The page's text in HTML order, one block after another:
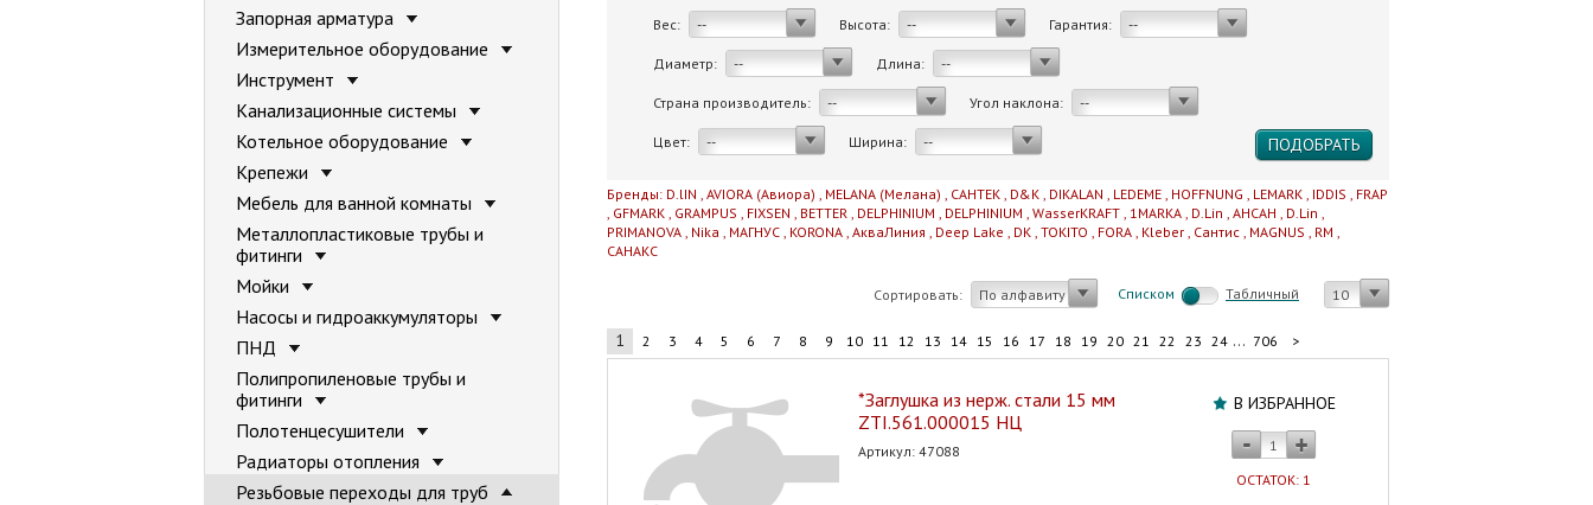
Вес: -- Высота: -- Гарантия: --
Диаметр: -- Длина: --
Страна производитель: -- Угол наклона: --
Цвет: -- Ширина: --
Бренды: D.lIN , AVIORA (Авиора) , MELANA (Мелана) , САНТЕК , D&K , DIKALAN , LEDEME , HOFFNUNG , LEMARK , IDDIS , FRAP
, GFMARK , GRAMPUS , FIXSEN , BETTER , DELPHINIUM , DELPHINIUM , WasserKRAFT , 1MARKA , D.Lin , AHCAH , D.Lin ,
PRIMANOVA , Nika , МАГНУС , KORONA , АкваЛиния , Deep Lake , DK , TOKITO , FORA , Kleber , Сантис , MAGNUS , RM ,
САНАКС
Сортировать: По алфавиту Cписком Табличный 10
1 2 3 4 5 6 7 8 9 10 11 12 13 14 15 16 17 18 19 20 21 22 23 24 ... 706 >
В ИЗБРАННОЕ
ОСТАТОК: 1
*Заглушка из нерж. стали 15 мм
ZTI.561.000015 НЦ
Артикул: 47088
Запорная арматура
Измерительное оборудование
Инструмент
Канализационные системы
Котельное оборудование
Крепежи
Мебель для ванной комнаты
Металлопластиковые трубы и
фитинги
Мойки
Насосы и гидроаккумуляторы
ПНД
Полипропиленовые трубы и
фитинги
Полотенцесушители
Радиаторы отопления
Резьбовые переходы для труб